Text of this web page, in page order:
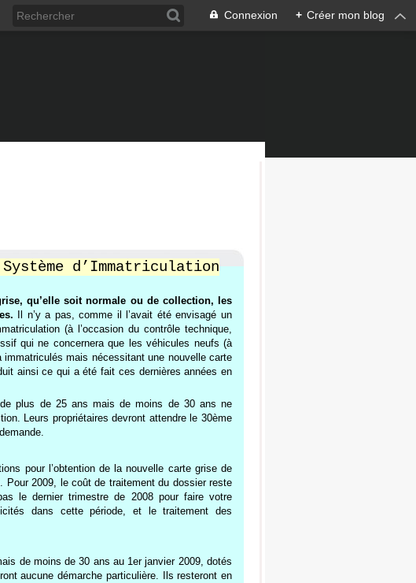
Connexion + Créer mon blog
d’Immatriculation
qu’elle soit normale ou de collection, les
Il n’y a pas, comme il l’avait été envisagé un
(à l’occasion du contrôle technique,
qui ne concernera que les véhicules neufs (à
mais nécessitant une nouvelle carte
ainsi ce qui a été fait ces dernières années en
plus de 25 ans mais de moins de 30 ans ne
Leurs propriétaires devront attendre le 30ème
pour l’obtention de la nouvelle carte grise de
2009, le coût de traitement du dossier reste
le dernier trimestre de 2008 pour faire votre
dans cette période, et le traitement des
de moins de 30 ans au 1er janvier 2009, dotés
aucune démarche particulière. Ils resteront en